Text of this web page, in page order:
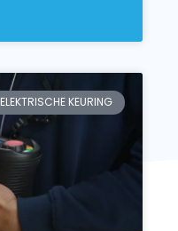
ELEKTRISCHE KEURING